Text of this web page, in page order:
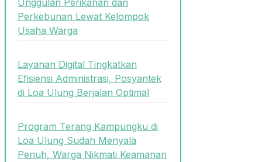
Perkebunan Lewat Kelompok
Usaha Warga
Layanan Digital Tingkatkan
Efisiensi Administrasi, Posyantek
di Loa Ulung Berjalan Optimal
Program Terang Kampungku di
Loa Ulung Sudah Menyala
Penuh, Warga Nikmati Keamanan